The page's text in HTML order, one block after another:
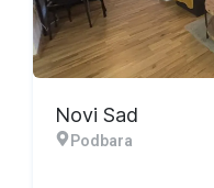
Novi Sad
Podbara